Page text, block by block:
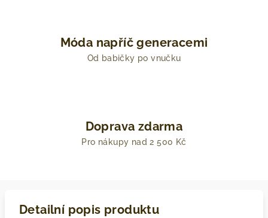
Móda napříč generacemi
Od babičky po vnučku
Doprava zdarma
Pro nákupy nad 2 500 Kč
Detailní popis produktu